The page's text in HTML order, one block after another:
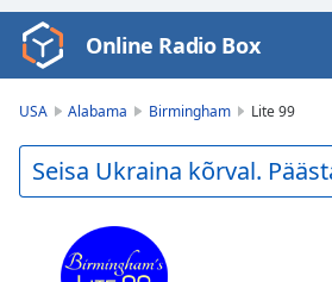
Video
Player
Play
Video
Backward
Online Radio Box
USA Alabama Birmingham Lite 99
Seisa Ukraina kõrval.